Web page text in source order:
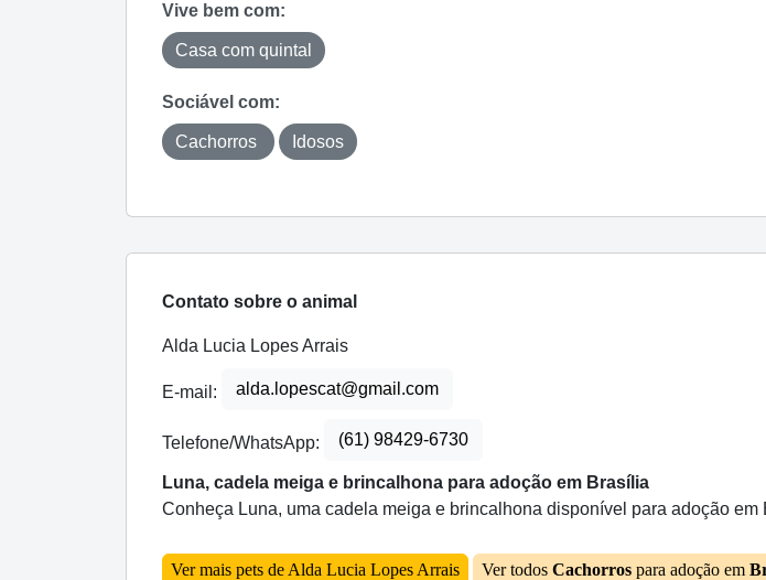
Vive bem com:
Casa com quintal
Sociável com:
Cachorros Idosos
Contato sobre o animal
Alda Lucia Lopes Arrais
E-mail: alda.lopescat@gmail.com
Telefone/WhatsApp: (61) 98429-6730
Luna, cadela meiga e brincalhona para adoção em Brasília
Conheça Luna, uma cadela meiga e brincalhona disponível para adoção
Ver mais pets de Alda Lucia Lopes Arrais Ver todos Cachorros para adoção em